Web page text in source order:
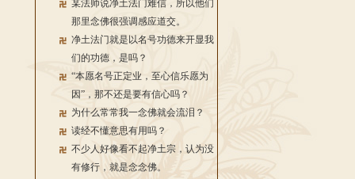
某法师说净土法门难信，所以他们
那里念佛很强调感应道交。
净土法门就是以名号功德来开显我
们的功德，是吗？
“本愿名号正定业，至心信乐愿为
因”，那不还是要有信心吗？
为什么常常我一念佛就会流泪？
读经不懂意思有用吗？
不少人好像看不起净土宗，认为没
有修行，就是念念佛。